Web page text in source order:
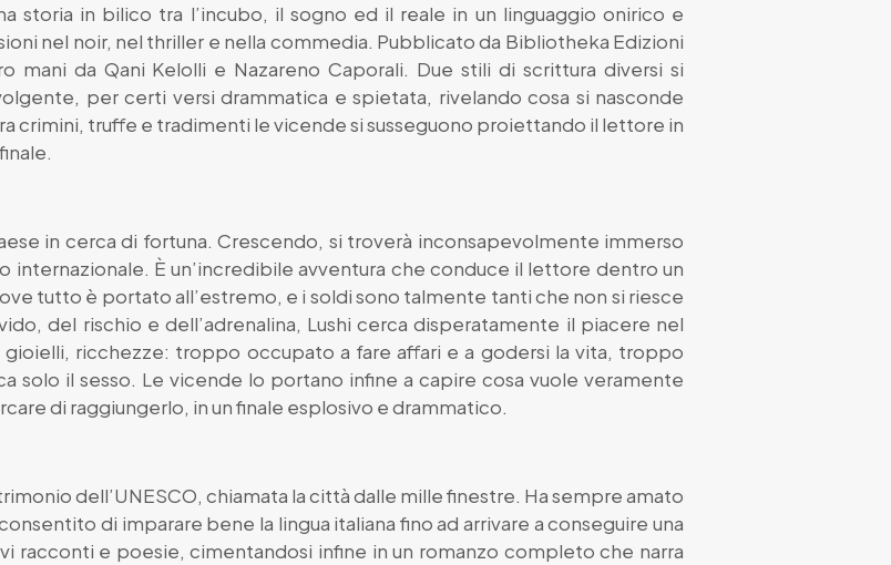
storia in bilico tra l’incubo, il sogno ed il reale in un linguaggio onirico e
nel noir, nel thriller e nella commedia. Pubblicato da Bibliotheka Edizioni
mani da Qani Kelolli e Nazareno Caporali. Due stili di scrittura diversi si
per certi versi drammatica e spietata, rivelando cosa si nasconde
crimini, truffe e tradimenti le vicende si susseguono proiettando il lettore in
in cerca di fortuna. Crescendo, si troverà inconsapevolmente immerso
È un’incredibile avventura che conduce il lettore dentro un
tutto è portato all’estremo, e i soldi sono talmente tanti che non si riesce
del rischio e dell’adrenalina, Lushi cerca disperatamente il piacere nel
ricchezze: troppo occupato a fare affari e a godersi la vita, troppo
solo il sesso. Le vicende lo portano infine a capire cosa vuole veramente
di raggiungerlo, in un finale esplosivo e drammatico.
dell’UNESCO, chiamata la città dalle mille finestre. Ha sempre amato
di imparare bene la lingua italiana fino ad arrivare a conseguire una
racconti e poesie, cimentandosi infine in un romanzo completo che narra